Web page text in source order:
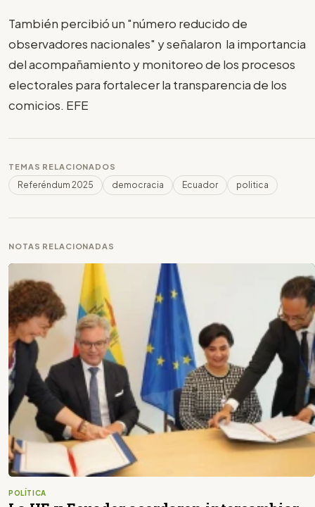
También percibió un "número reducido de
observadores nacionales" y señalaron la importancia
del acompañamiento y monitoreo de los procesos
electorales para fortalecer la transparencia de los
comicios. EFE
TEMAS RELACIONADOS
Referéndum 2025 democracia Ecuador politica
NOTAS RELACIONADAS
POLÍTICA